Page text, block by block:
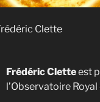
Clette
Frédéric Cletteest
l’Observatoire